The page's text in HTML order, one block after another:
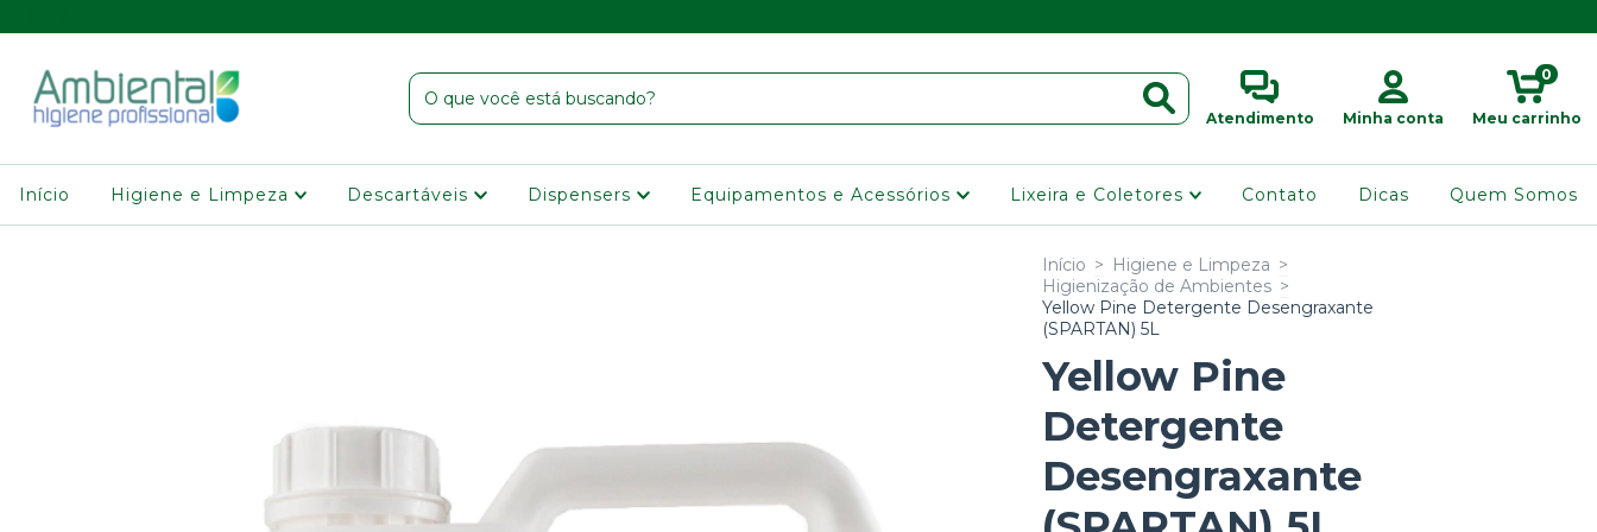
Atendimento Minha conta Meu carrinho
0
Início Higiene e Limpeza Descartáveis Dispensers Equipamentos e Acessórios Lixeira e Coletores Contato Dicas Quem Somos
Início > Higiene e Limpeza >
Higienização de Ambientes >
Yellow Pine Detergente Desengraxante
(SPARTAN) 5L
Yellow Pine
Detergente
Desengraxante